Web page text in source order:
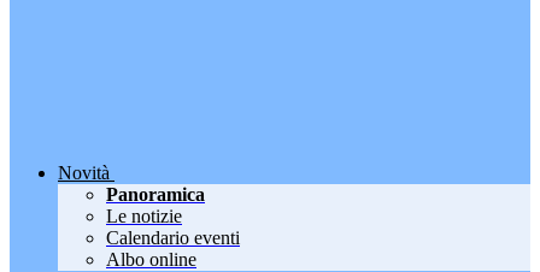
Novità
Panoramica
Le notizie
Calendario eventi
Albo online